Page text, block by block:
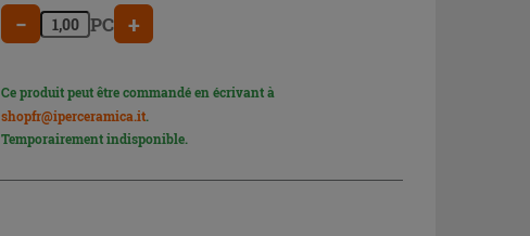
− PC +
Ce produit peut être commandé en écrivant à
shopfr@iperceramica.it.
Temporairement indisponible.